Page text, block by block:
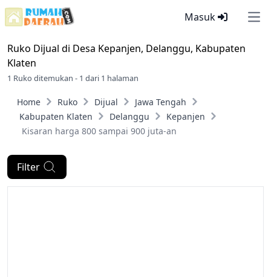
Masuk
Ruko Dijual di Desa Kepanjen, Delanggu, Kabupaten
Klaten
1 Ruko ditemukan - 1 dari 1 halaman
Home Ruko Dijual
Jawa Tengah
Kabupaten Klaten
Delanggu
Kepanjen
Kisaran harga 800 sampai 900 juta-an
Filter